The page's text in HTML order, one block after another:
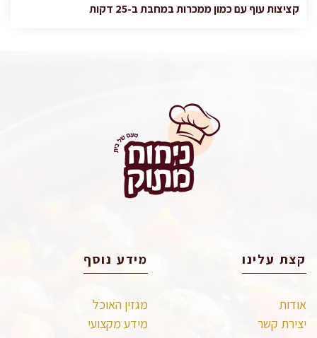
קציצות עוף עם כמון ממכרות במחבת ב-25 דקות
קצת עלינו
אודות
יצירת קשר
מידע נוסף
מגזין האוכל
מידע מקצועי